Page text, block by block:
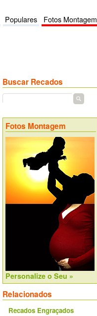
Populares Fotos Montagem
Buscar Recados
Fotos Montagem
Personalize o Seu »
Relacionados
Recados Engraçados